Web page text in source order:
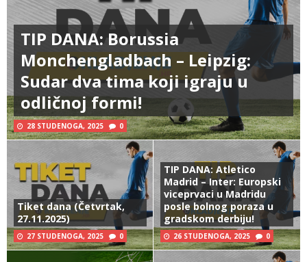
TIP DANA: Borussia
Monchengladbach – Leipzig:
Sudar dva tima koji igraju u
odličnoj formi!
28 STUDENOGA, 2025 0
Tiket dana (Četvrtak,
27.11.2025)
27 STUDENOGA, 2025 0
TIP DANA: Atletico
Madrid – Inter: Europski
viceprvaci u Madridu
posle bolnog poraza u
gradskom derbiju!
26 STUDENOGA, 2025 0